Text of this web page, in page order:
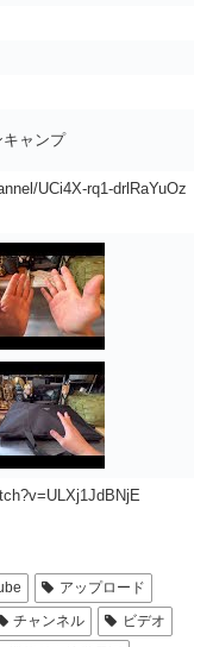
キャンプ
UCi4X-rq1-drlRaYuOz
アップロード
チャンネル
ビデオ